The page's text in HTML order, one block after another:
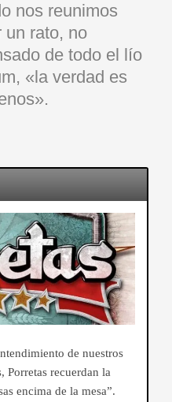
nos reunimos
un rato, no
de todo el lío
«la verdad es
de nuestros
Porretas recuerdan la
encima de la mesa”.